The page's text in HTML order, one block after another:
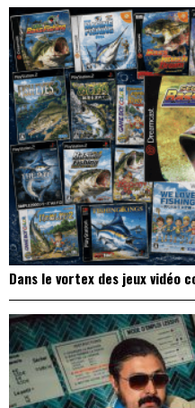
Dans le vortex des jeux vidéo